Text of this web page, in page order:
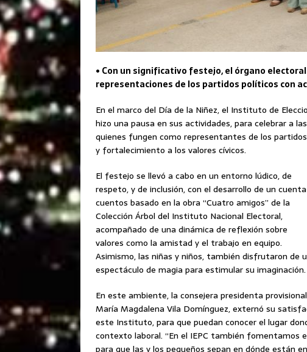
• Con un significativo festejo, el órgano
representaciones de los partidos políticos con
En el marco del Día de la Niñez, el Instituto de
hizo una pausa en sus actividades, para celebrar a
quienes fungen como representantes de los
y fortalecimiento a los valores cívicos.
El festejo se llevó a cabo en un entorno lúdico, de
respeto, y de inclusión, con el desarrollo de un
cuentos basado en la obra “Cuatro amigos” de la
Colección Árbol del Instituto Nacional Electoral,
acompañado de una dinámica de reflexión sobre
valores como la amistad y el trabajo en equipo.
Asimismo, las niñas y niños, también disfrutaron de
espectáculo de magia para estimular su imaginación.
En este ambiente, la consejera presidenta provisional
María Magdalena Vila Domínguez, externó su
este Instituto, para que puedan conocer el lugar
contexto laboral. “En el IEPC también fomentamos
para que las y los pequeños sepan en dónde están